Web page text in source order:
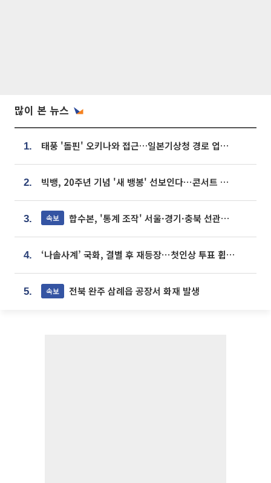
많이 본 뉴스
1. 태풍 '돌핀' 오키나와 접근…일본기상청 경로 업데이트
2. 빅뱅, 20주년 기념 '새 뱅봉' 선보인다⋯콘서트 앞두고 팝업 개최
3. 속보 합수본, '통계 조작' 서울·경기·충북 선관위 등 추가 압수수색
4. ‘나솔사계’ 국화, 결별 후 재등장⋯첫인상 투표 휩쓸고 ‘인기녀’ 등극
5. 속보 전북 완주 삼례읍 공장서 화재 발생